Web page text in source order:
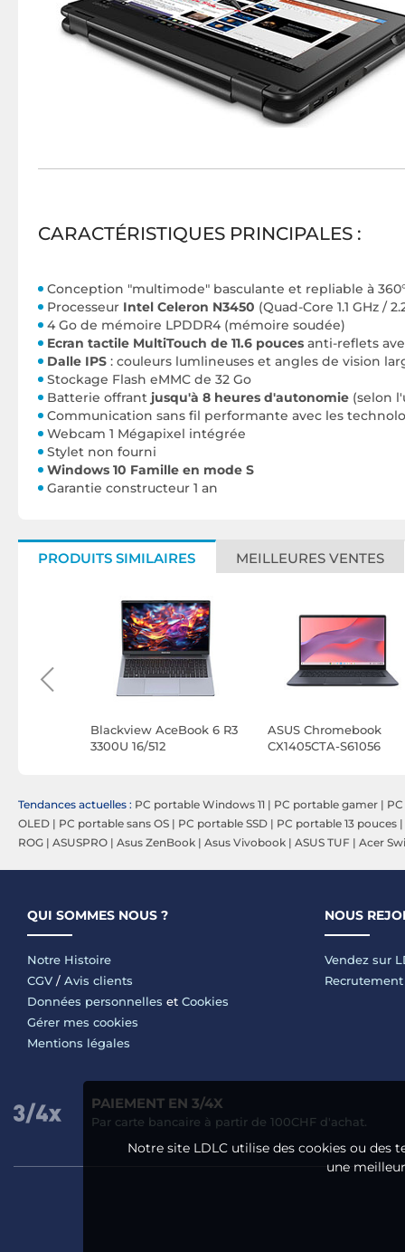
CARACTÉRISTIQUES PRINCIPALES :
Conception "multimode" basculante et repliable à
Processeur Intel Celeron N3450 (Quad-Core 1.1 GHz /
4 Go de mémoire LPDDR4 (mémoire soudée)
Ecran tactile MultiTouch de 11.6 pouces anti-reflets
Dalle IPS : couleurs lumlineuses et angles de vision
Stockage Flash eMMC de 32 Go
Batterie offrant jusqu'à 8 heures d'autonomie (selon
Communication sans fil performante avec les
Webcam 1 Mégapixel intégrée
Stylet non fourni
Windows 10 Famille en mode S
Garantie constructeur 1 an
PRODUITS SIMILAIRES MEILLEURES VENTES
Blackview AceBook 6 R3
3300U 16/512
ASUS Chromebook
CX1405CTA-S61056
Tendances actuelles : PC portable Windows 11 | PC portable gamer |
OLED | PC portable sans OS | PC portable SSD | PC portable 13 pouces |
ROG | ASUSPRO | Asus ZenBook | Asus Vivobook | ASUS TUF | Acer
QUI SOMMES NOUS ?
Notre Histoire
CGV / Avis clients
Données personnelles et Cookies
Gérer mes cookies
Mentions légales
NOUS
Vendez sur
Recrutement
PAIEMENT EN 3/4X
Par carte bancaire à partir de 100CHF d'achat.
Notre site LDLC utilise des cookies ou des
une